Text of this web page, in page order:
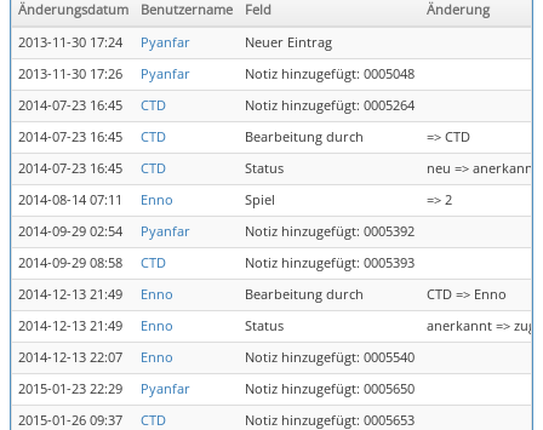
Änderungsdatum Benutzername Feld
Änderung
2013-11-30 17:24
Pyanfar
Neuer Eintrag
2013-11-30 17:26
Pyanfar
Notiz hinzugefügt: 0005048
2014-07-23 16:45
CTD
Notiz hinzugefügt: 0005264
2014-07-23 16:45
CTD Bearbeitung durch
=> CTD
2014-07-23 16:45
CTD Status
neu => anerkannt
2014-08-14 07:11
Enno Spiel
=> 2
2014-09-29 02:54
Pyanfar
Notiz hinzugefügt: 0005392
2014-09-29 08:58
CTD
Notiz hinzugefügt: 0005393
2014-12-13 21:49
Enno Bearbeitung durch
CTD => Enno
2014-12-13 21:49
Enno Status
anerkannt =>
2014-12-13 22:07
Enno
Notiz hinzugefügt: 0005540
2015-01-23 22:29
Pyanfar
Notiz hinzugefügt: 0005650
2015-01-26 09:37
CTD
Notiz hinzugefügt: 0005653